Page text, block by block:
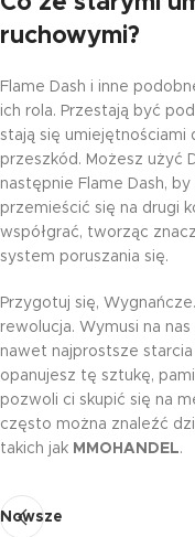
ruchowymi?
Flame Dash i inne
ich rola. Przestają być
stają się umiejętnościami
przeszkód. Możesz użyć
następnie Flame Dash,
przemieścić się na drugi
współgrać, tworząc
system poruszania się.
Przygotuj się,
rewolucja. Wymusi na
nawet najprostsze
opanujesz tę sztukę,
pozwoli ci skupić się na
często można znaleźć
takich jak MMOHANDEL.
Nowsze